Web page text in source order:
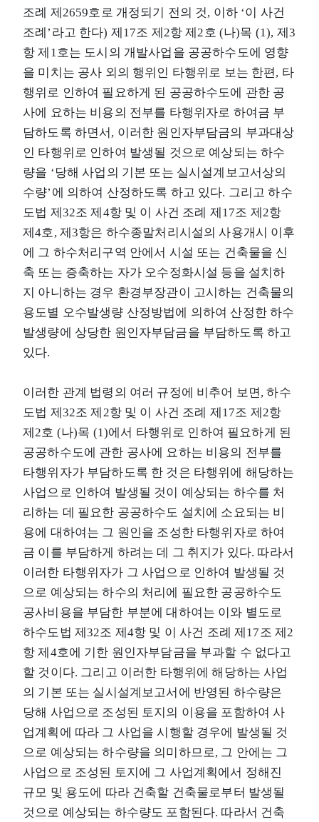
조례 제2659호로 개정되기 전의 것, 이하 ‘이 사건
조례’라고 한다) 제17조 제2항 제2호 (나)목 (1), 제3
항 제1호는 도시의 개발사업을 공공하수도에 영향
을 미치는 공사 외의 행위인 타행위로 보는 한편, 타
행위로 인하여 필요하게 된 공공하수도에 관한 공
사에 요하는 비용의 전부를 타행위자로 하여금 부
담하도록 하면서, 이러한 원인자부담금의 부과대상
인 타행위로 인하여 발생될 것으로 예상되는 하수
량을 ‘당해 사업의 기본 또는 실시설계보고서상의
수량’에 의하여 산정하도록 하고 있다. 그리고 하수
도법 제32조 제4항 및 이 사건 조례 제17조 제2항
제4호, 제3항은 하수종말처리시설의 사용개시 이후
에 그 하수처리구역 안에서 시설 또는 건축물을 신
축 또는 증축하는 자가 오수정화시설 등을 설치하
지 아니하는 경우 환경부장관이 고시하는 건축물의
용도별 오수발생량 산정방법에 의하여 산정한 하수
발생량에 상당한 원인자부담금을 부담하도록 하고
있다.
이러한 관계 법령의 여러 규정에 비추어 보면, 하수
도법 제32조 제2항 및 이 사건 조례 제17조 제2항
제2호 (나)목 (1)에서 타행위로 인하여 필요하게 된
공공하수도에 관한 공사에 요하는 비용의 전부를
타행위자가 부담하도록 한 것은 타행위에 해당하는
사업으로 인하여 발생될 것이 예상되는 하수를 처
리하는 데 필요한 공공하수도 설치에 소요되는 비
용에 대하여는 그 원인을 조성한 타행위자로 하여
금 이를 부담하게 하려는 데 그 취지가 있다. 따라서
이러한 타행위자가 그 사업으로 인하여 발생될 것
으로 예상되는 하수의 처리에 필요한 공공하수도
공사비용을 부담한 부분에 대하여는 이와 별도로
하수도법 제32조 제4항 및 이 사건 조례 제17조 제2
항 제4호에 기한 원인자부담금을 부과할 수 없다고
할 것이다. 그리고 이러한 타행위에 해당하는 사업
의 기본 또는 실시설계보고서에 반영된 하수량은
당해 사업으로 조성된 토지의 이용을 포함하여 사
업계획에 따라 그 사업을 시행할 경우에 발생될 것
으로 예상되는 하수량을 의미하므로, 그 안에는 그
사업으로 조성된 토지에 그 사업계획에서 정해진
규모 및 용도에 따라 건축할 건축물로부터 발생될
것으로 예상되는 하수량도 포함된다. 따라서 건축